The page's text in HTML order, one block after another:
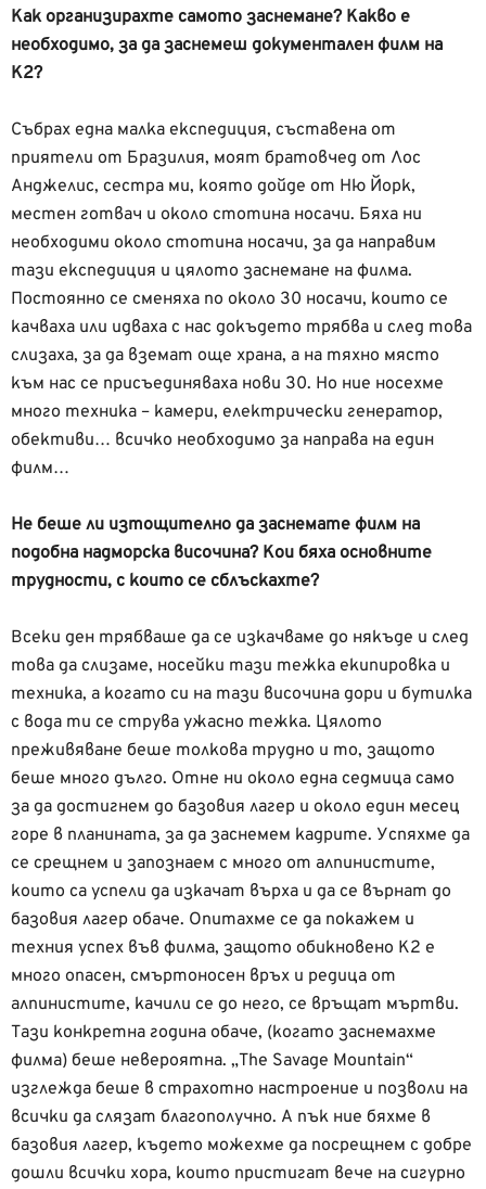
Как организирахте самото заснемане? Какво е
необходимо, за да заснемеш документален филм на
К2?
Събрах една малка експедиция, съставена от
приятели от Бразилия, моят братовчед от Лос
Анджелис, сестра ми, която дойде от Ню Йорк,
местен готвач и около стотина носачи. Бяха ни
необходими около стотина носачи, за да направим
тази експедиция и цялото заснемане на филма.
Постоянно се сменяха по около 30 носачи, които се
качваха или идваха с нас докъдето трябва и след това
слизаха, за да вземат още храна, а на тяхно място
към нас се присъединяваха нови 30. Но ние носехме
много техника – камери, електрически генератор,
обективи… всичко необходимо за направа на един
филм…
Не беше ли изтощително да заснемате филм на
подобна надморска височина? Кои бяха основните
трудности, с които се сблъскахте?
Всеки ден трябваше да се изкачваме до някъде и след
това да слизаме, носейки тази тежка екипировка и
техника, а когато си на тази височина дори и бутилка
с вода ти се струва ужасно тежка. Цялото
преживяване беше толкова трудно и то, защото
беше много дълго. Отне ни около една седмица само
за да достигнем до базовия лагер и около един месец
горе в планината, за да заснемем кадрите. Успяхме да
се срещнем и запознаем с много от алпинистите,
които са успели да изкачат върха и да се върнат до
базовия лагер обаче. Опитахме се да покажем и
техния успех във филма, защото обикновено К2 е
много опасен, смъртоносен връх и редица от
алпинистите, качили се до него, се връщат мъртви.
Тази конкретна година обаче, (когато заснемахме
филма) беше невероятна. „The Savage Mountain“
изглежда беше в страхотно настроение и позволи на
всички да слязат благополучно. А пък ние бяхме в
базовия лагер, където можехме да посрещнем с добре
дошли всички хора, които пристигат вече на сигурно